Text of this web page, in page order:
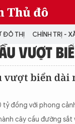
Thủ đô
ĐÔ THỊ CHÍNH TRỊ -
VƯỢT
vượt biển dài
tỷ đồng với phong
cây cầu đường sắt